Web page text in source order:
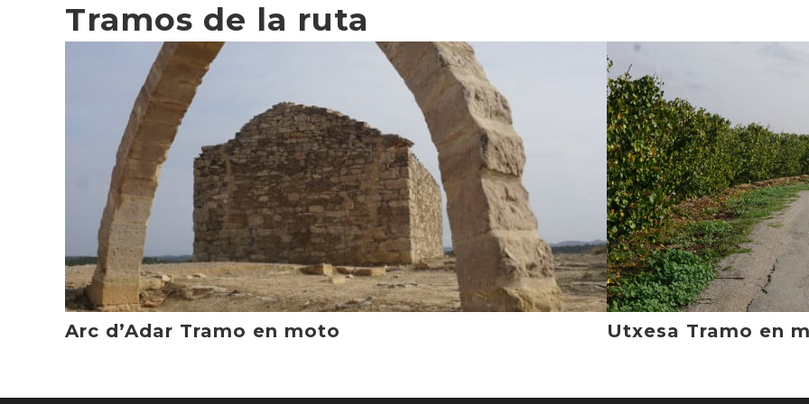
Tramos de la ruta
Arc d’Adar Tramo en moto Utxesa Tramo en